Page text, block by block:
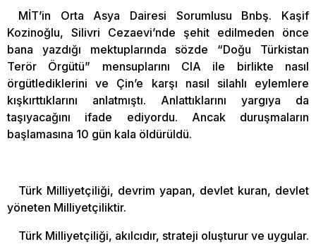
MİT’in Orta Asya Dairesi Sorumlusu Bnbş. Kaşif
Kozinoğlu, Silivri Cezaevi’nde şehit edilmeden önce
bana yazdığı mektuplarında sözde “Doğu Türkistan
Terör Örgütü” mensuplarını CIA ile birlikte nasıl
örgütlediklerini ve Çin’e karşı nasıl silahlı eylemlere
kışkırttıklarını anlatmıştı. Anlattıklarını yargıya da
taşıyacağını ifade ediyordu. Ancak duruşmaların
başlamasına 10 gün kala öldürüldü.
Türk Milliyetçiliği, devrim yapan, devlet kuran, devlet
yöneten Milliyetçiliktir.
Türk Milliyetçiliği, akılcıdır, strateji oluşturur ve uygular.